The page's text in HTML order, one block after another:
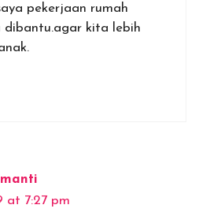
pekerjaan rumah
dibantu.agar kita lebih
at 7:27 pm